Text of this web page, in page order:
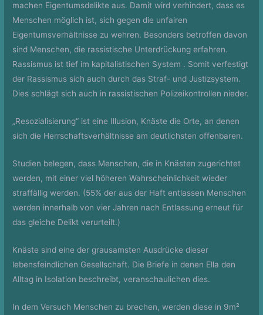
machen Eigentumsdelikte aus. Damit wird verhindert, dass es
Menschen möglich ist, sich gegen die unfairen
Eigentumsverhältnisse zu wehren. Besonders betroffen davon
sind Menschen, die rassistische Unterdrückung erfahren.
Rassismus ist tief im kapitalistischen System . Somit verfestigt
der Rassismus sich auch durch das Straf- und Justizsystem.
Dies schlägt sich auch in rassistischen Polizeikontrollen nieder.
„Resozialisierung“ ist eine Illusion, Knäste die Orte, an denen
sich die Herrschaftsverhältnisse am deutlichsten offenbaren.
Studien belegen, dass Menschen, die in Knästen zugerichtet
werden, mit einer viel höheren Wahrscheinlichkeit wieder
straffällig werden. (55% der aus der Haft entlassen Menschen
werden innerhalb von vier Jahren nach Entlassung erneut für
das gleiche Delikt verurteilt.)
Knäste sind eine der grausamsten Ausdrücke dieser
lebensfeindlichen Gesellschaft. Die Briefe in denen Ella den
Alltag in Isolation beschreibt, veranschaulichen dies.
In dem Versuch Menschen zu brechen, werden diese in 9m²